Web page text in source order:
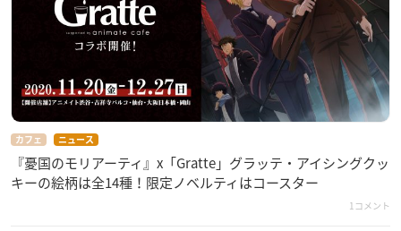
カフェ ニュース
『憂国のモリアーティ』x「Gratte」グラッテ・アイシングクッ
キーの絵柄は全14種！限定ノベルティはコースター
1コメント